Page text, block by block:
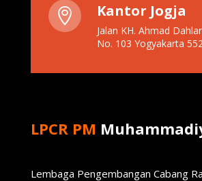
 Kantor Jogja
Jalan KH. Ahmad
No. 103 Yogyakarta
LPCR PM
Lembaga Pengembangan Cabang